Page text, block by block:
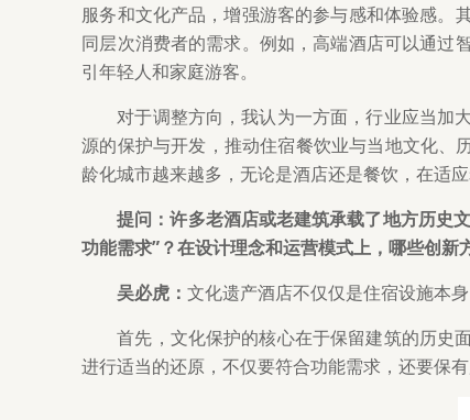
服务和文化产品，增强游客的参与感和体验感。
同层次消费者的需求。例如，高端酒店可以通过
引年轻人和家庭游客。
对于调整方向，我认为一方面，行业应当加
源的保护与开发，推动住宿餐饮业与当地文化、
龄化城市越来越多，无论是酒店还是餐饮，在适
提问：许多老酒店或老建筑承载了地方历史
功能需求”？在设计理念和运营模式上，哪些创新
吴必虎：文化遗产酒店不仅仅是住宿设施本
首先，文化保护的核心在于保留建筑的历史
进行适当的还原，不仅要符合功能需求，还要保有